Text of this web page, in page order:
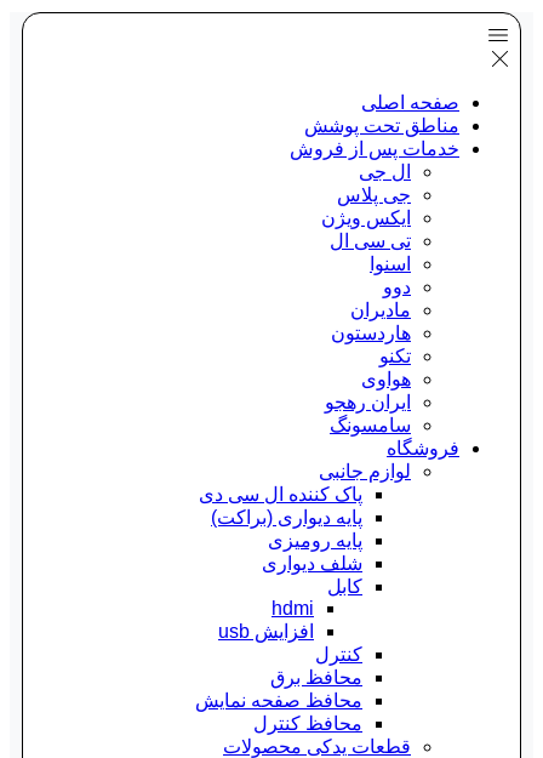
صفحه اصلی
مناطق تحت پوشش
خدمات پس از فروش
ال جی
جی پلاس
ایکس ویژن
تی سی ال
اسنوا
دوو
مادیران
هاردستون
تکنو
هواوی
ایران رهجو
سامسونگ
فروشگاه
لوازم جانبی
پاک کننده ال سی دی
پایه دیواری (براکت)
پایه رومیزی
شلف دیواری
کابل
hdmi
افزایش usb
کنترل
محافظ برق
محافظ صفحه نمایش
محافظ کنترل
قطعات یدکی محصولات